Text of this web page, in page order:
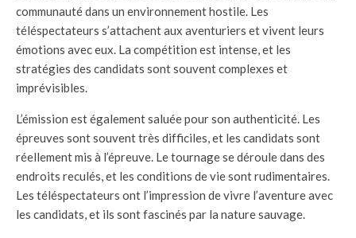
communauté dans un environnement hostile. Les
téléspectateurs s’attachent aux aventuriers et vivent leurs
émotions avec eux. La compétition est intense, et les
stratégies des candidats sont souvent complexes et
imprévisibles.
L’émission est également saluée pour son authenticité. Les
épreuves sont souvent très difficiles, et les candidats sont
réellement mis à l’épreuve. Le tournage se déroule dans des
endroits reculés, et les conditions de vie sont rudimentaires.
Les téléspectateurs ont l’impression de vivre l’aventure avec
les candidats, et ils sont fascinés par la nature sauvage.